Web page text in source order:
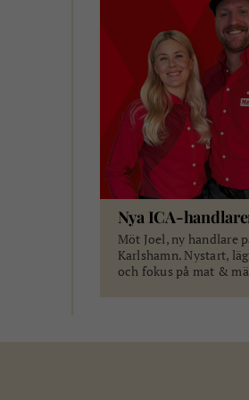
Nya ICA-
Möt Joel, ny handlare
Karlshamn. Nystart,
och fokus på mat &